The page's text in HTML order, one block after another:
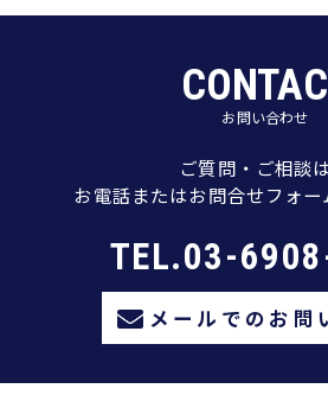
お問い合わせ
ご質問・ご相談は
お電話またはお問合せフォ
TEL.03-
メールでのお問